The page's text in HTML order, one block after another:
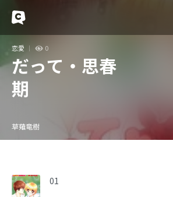
恋愛 0
だって・思春
期
草薙竜樹
01